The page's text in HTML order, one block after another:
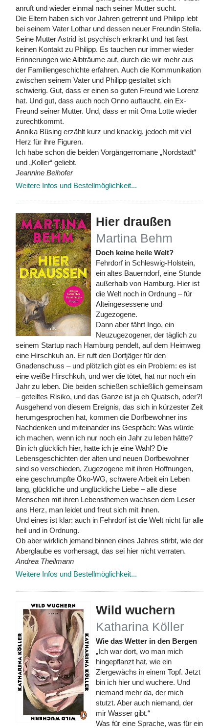
anruft und wieder einmal nach seiner Mutter sucht.
Die Eltern haben sich vor Jahren getrennt und Philipp lebt
bei seinem Vater Lothar und dessen neuer Freundin Stella.
Seine Mutter Astrid ist psychisch erkrankt und hat fast
keinen Kontakt zu Philipp. Es tauchen nur immer wieder
Erinnerungen wie Albträume auf, durch die wir mehr aus
der Familiengeschichte erfahren. Auch die Kommunikation
zwischen seinem Vater und Philipp gestaltet sich
schwierig. Gut, dass er einen so guten Freund wie Lorenz
hat. Und gut, dass auch noch Onno auftaucht, ein Ex-
Freund seiner Mutter. Und, dass er mit Oma Lotte wieder
zurechtkommt.
Annika Büsing erzählt kurz und knackig, jedoch mit viel
Herz für ihre Figuren.
Ich habe schon die beiden Vorgängerromane „Nordstadt“
und „Koller“ geliebt.
Jeannine Beihofer
Weitere Infos und Bestellmöglichkeit...
Hier draußen
Martina Behm
Doch keine heile Welt?
Fehrdorf in Schleswig-Holstein,
ein altes Bauerndorf, eine Stunde
außerhalb von Hamburg. Hier ist
die Welt noch in Ordnung – für
Alteingesessene und
Zugezogene.
Dann aber fährt Ingo, ein
Neuzugezogener, der täglich zu
seinem Startup nach Hamburg pendelt, auf dem Heimweg
eine Hirschkuh an. Er ruft den Dorfjäger für den
Gnadenschuss – und plötzlich gibt es ein Problem: es ist
eine weiße Hirschkuh, und wer die tötet, hat nur noch ein
Jahr zu leben. Die beiden schießen schließlich gemeinsam
– geteiltes Risiko, und das Ganze ist ja eh Quatsch, oder?!
Ausgehend von diesem Ereignis, das sich in kürzester Zeit
herumgesprochen hat, kommen die Dorfbewohner ins
Nachdenken und miteinander ins Gespräch: Was würde
ich machen, wenn ich nur noch ein Jahr zu leben hätte?
Bin ich glücklich hier, hatte ich je eine Wahl? Die
Lebensgeschichten der alten und neuen Dorfbewohner
sind so verschieden, Zugezogene mit ihren Hoffnungen,
eine geschrumpfte Öko-WG, schwere Arbeit ein Leben
lang, glückliche und unglückliche Liebe – alle diese
Menschen mit ihren Lebensthemen wachsen dem Leser
ans Herz, man leidet und freut sich mit ihnen.
Und eines ist klar: auch in Fehrdorf ist die Welt nicht für alle
heil und in Ordnung.
Ob aber wirklich jemand binnen eines Jahres stirbt, wie der
Aberglaube es vorhersagt, das sei hier nicht verraten.
Andrea Theilmann
Weitere Infos und Bestellmöglichkeit...
Wild wuchern
Katharina Köller
Wie das Wetter in den Bergen
„Ich war dort, wo man mich
hingepflanzt hat, wie ein
Ziergewächs in einem Topf. Jetzt
bin ich hier und wuchere. Und
niemand mehr da, der mich
stutzt. Aber auch niemand, der
mir Wasser gibt.“
Was für eine Sprache, was für ein